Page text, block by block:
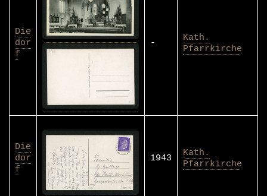
Die
dor
f
-
Kath.
Pfarrkirche
Die
dor
f
1943
Kath.
Pfarrkirche